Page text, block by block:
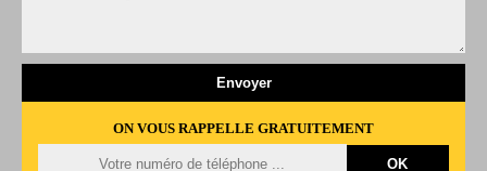
ON VOUS RAPPELLE GRATUITEMENT